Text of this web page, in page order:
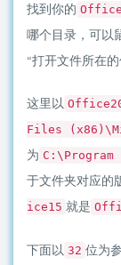
找到你的 Office
哪个目录，可以
“打开文件所在
这里以
Files
为
于文件夹对应的
ice15 就是
下面以 32 位为